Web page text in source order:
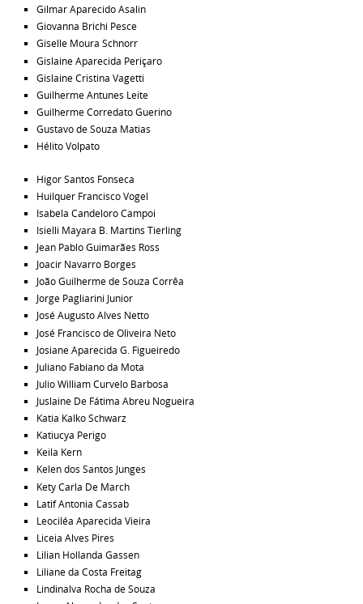
Gilmar Aparecido Asalin
Giovanna Brichi Pesce
Giselle Moura Schnorr
Gislaine Aparecida Periçaro
Gislaine Cristina Vagetti
Guilherme Antunes Leite
Guilherme Corredato Guerino
Gustavo de Souza Matias
Hélito Volpato
Higor Santos Fonseca
Huilquer Francisco Vogel
Isabela Candeloro Campoi
Isielli Mayara B. Martins Tierling
Jean Pablo Guimarães Ross
Joacir Navarro Borges
João Guilherme de Souza Corrêa
Jorge Pagliarini Junior
José Augusto Alves Netto
José Francisco de Oliveira Neto
Josiane Aparecida G. Figueiredo
Juliano Fabiano da Mota
Julio William Curvelo Barbosa
Juslaine De Fátima Abreu Nogueira
Katia Kalko Schwarz
Katiucya Perigo
Keila Kern
Kelen dos Santos Junges
Kety Carla De March
Latif Antonia Cassab
Leociléa Aparecida Vieira
Liceia Alves Pires
Lilian Hollanda Gassen
Liliane da Costa Freitag
Lindinalva Rocha de Souza